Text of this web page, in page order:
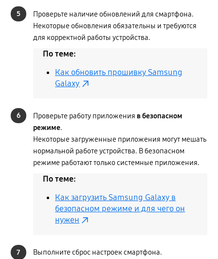
5
Проверьте наличие обновлений для смартфона.
Некоторые обновления обязательны и требуются
для корректной работы устройства.
По теме:
Как обновить прошивку Samsung
Galaxy
6 Проверьте работу приложения в безопасном
режиме.
Некоторые загруженные приложения могут мешать
нормальной работе устройства. В безопасном
режиме работают только системные приложения.
По теме:
Как загрузить Samsung Galaxy в
безопасном режиме и для чего он
нужен
7
Выполните сброс настроек смартфона.